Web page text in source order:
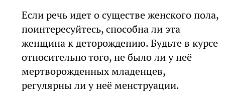
Если речь идет о существе женского пола,
поинтересуйтесь, способна ли эта
женщина к деторождению. Будьте в курсе
относительно того, не было ли у неё
мертворожденных младенцев,
регулярны ли у неё менструации.